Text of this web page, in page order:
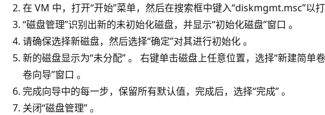
在 VM 中，打开“开始”菜单，然后在搜索框中键入“diskmgmt.msc”以打
“磁盘管理”识别出新的未初始化磁盘，并显示“初始化磁盘”窗口 。
请确保选择新磁盘，然后选择“确定”对其进行初始化 。
新的磁盘显示为“未分配” 。 右键单击磁盘上任意位置，选择“新建简单
卷向导”窗口 。
完成向导中的每一步，保留所有默认值，完成后，选择“完成” 。
关闭“磁盘管理” 。